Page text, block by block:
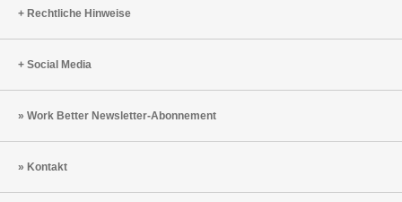
Rechtliche Hinweise
Social Media
Work Better Newsletter-Abonnement
Kontakt